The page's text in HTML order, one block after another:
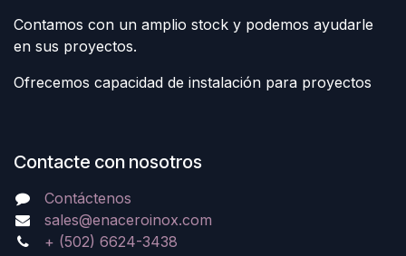
Contamos con un amplio stock y podemos ayudarle
en sus proyectos.
Ofrecemos capacidad de instalación para proyectos
Contacte con nosotros
Contáctenos
sales@enaceroinox.com
+ (502) 6624-3438